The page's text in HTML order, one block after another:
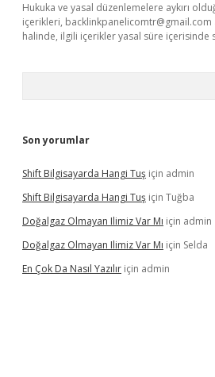
Hukuka ve yasal düzenlemelere aykırı
içerikleri, backlinkpanelicomtr@gmail.com
halinde, ilgili içerikler yasal süre içerisinde
Son yorumlar
Shift Bilgisayarda Hangi Tuş için admin
Shift Bilgisayarda Hangi Tuş için Tuğba
Doğalgaz Olmayan Ilimiz Var Mı için admin
Doğalgaz Olmayan Ilimiz Var Mı için Selda
En Çok Da Nasıl Yazılır için admin